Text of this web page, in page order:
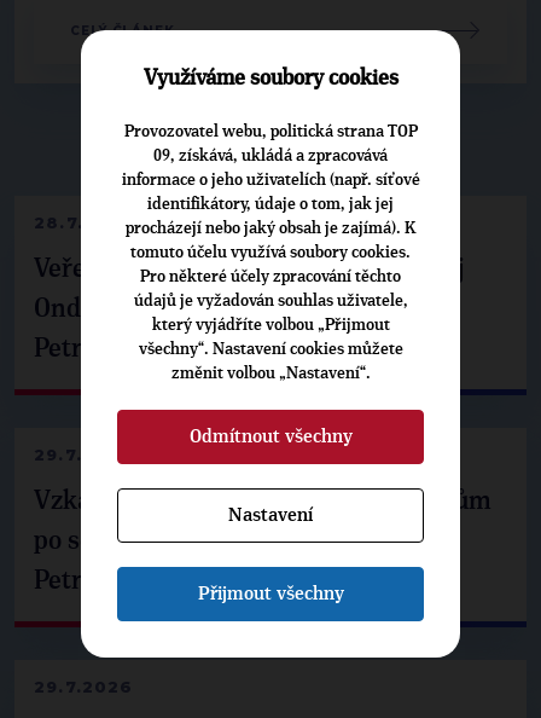
▶ NEPŘEHLÉDNĚTE ◀
28.7.2026
Veřejné finance, euro i školství. Matěj
Ondřej Havel jednal s prezidentem
Petrem Pavlem
29.7.2026
Vzkaz Matěje Ondřeje Havla příznivcům
po setkání s prezidentem republiky
Petrem Pavlem
29.7.2026
CELÝ ČLÁNEK
Využíváme soubory cookies
Provozovatel webu, politická strana TOP
09, získává, ukládá a zpracovává
informace o jeho uživatelích (např. síťové
identifikátory, údaje o tom, jak jej
procházejí nebo jaký obsah je zajímá). K
tomuto účelu využívá soubory cookies.
Pro některé účely zpracování těchto
údajů je vyžadován souhlas uživatele,
který vyjádříte volbou „Přijmout
všechny“. Nastavení cookies můžete
změnit volbou „Nastavení“.
Odmítnout všechny
Nastavení
Přijmout všechny